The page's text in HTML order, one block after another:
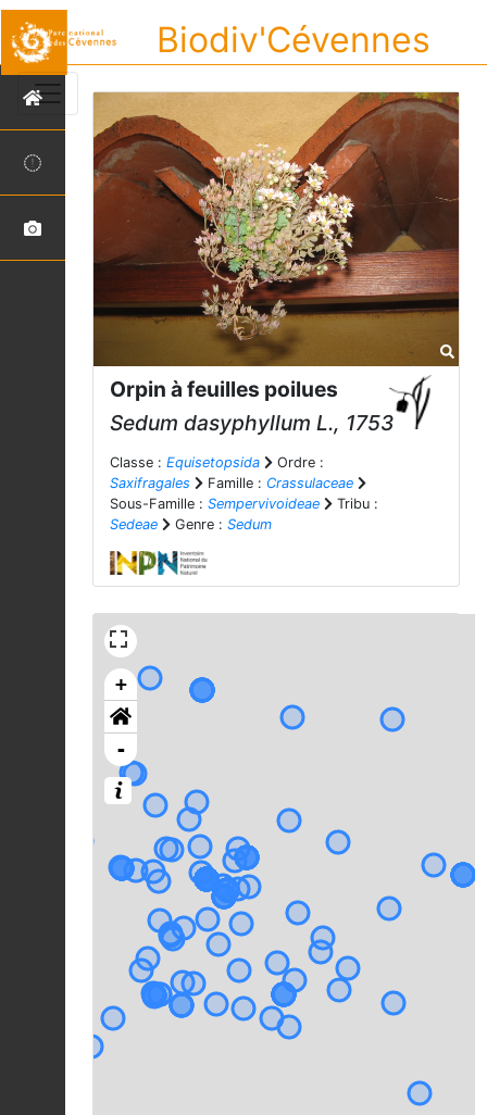
Biodiv'Cévennes
Orpin à feuilles poilues
Sedum dasyphyllum L., 1753
Classe : Equisetopsida
Ordre :
Saxifragales
Famille : Crassulaceae
Sous-Famille : Sempervivoideae
Tribu :
Sedeae
Genre : Sedum
+
-